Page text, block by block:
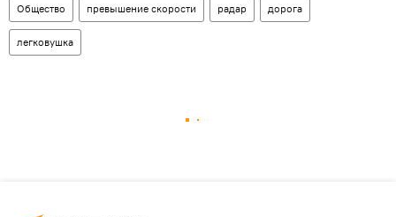
Общество превышение скорости радар дорога
легковушка